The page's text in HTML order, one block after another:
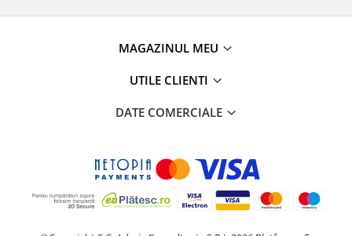
MAGAZINUL MEU
UTILE CLIENTI
DATE COMERCIALE